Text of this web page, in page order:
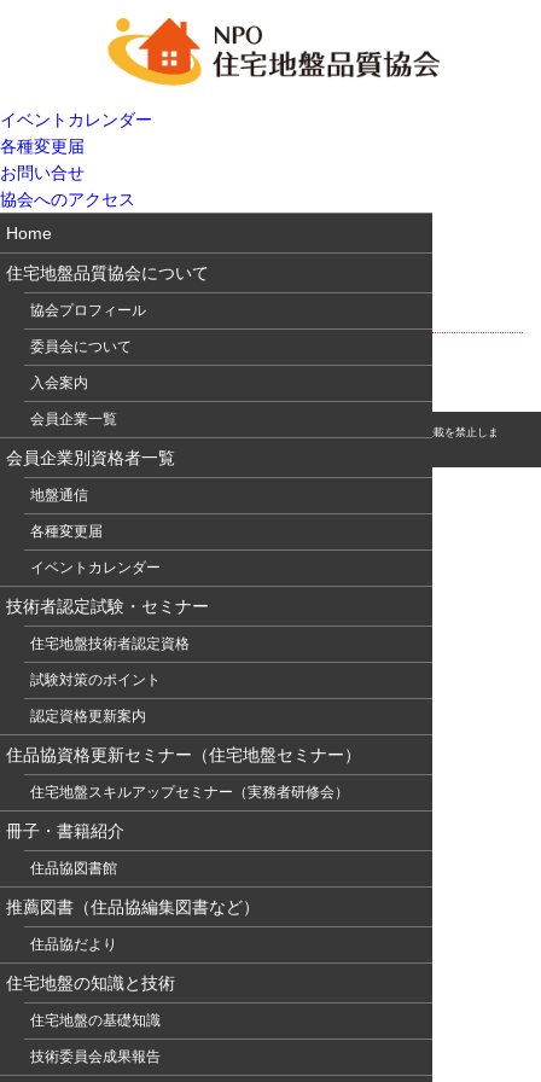
イベントカレンダー
各種変更届
お問い合せ
協会へのアクセス
Home
住宅地盤品質協会について
協会プロフィール
委員会について
入会案内
会員企業一覧
会員企業別資格者一覧
地盤通信
各種変更届
イベントカレンダー
技術者認定試験・セミナー
住宅地盤技術者認定資格
試験対策のポイント
認定資格更新案内
住品協資格更新セミナー（住宅地盤セミナー）
住宅地盤スキルアップセミナー（実務者研修会）
冊子・書籍紹介
住品協図書館
推薦図書（住品協編集図書など）
住品協だより
住宅地盤の知識と技術
住宅地盤の基礎知識
技術委員会成果報告
東日本大震災合同調査報告
© このホームページの著作権は、NPO 住宅地盤品質協会に属します。無断転用・転載を禁止しま